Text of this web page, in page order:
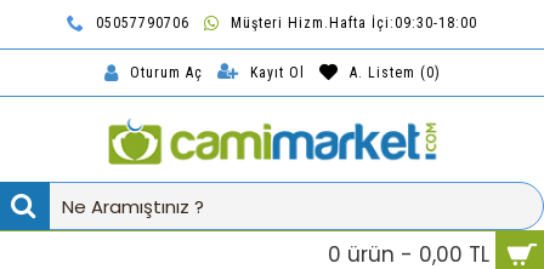
05057790706 Müşteri Hizm.Hafta İçi:09:30-18:00
Oturum Aç Kayıt Ol A. Listem (0)
0 ürün - 0,00 TL